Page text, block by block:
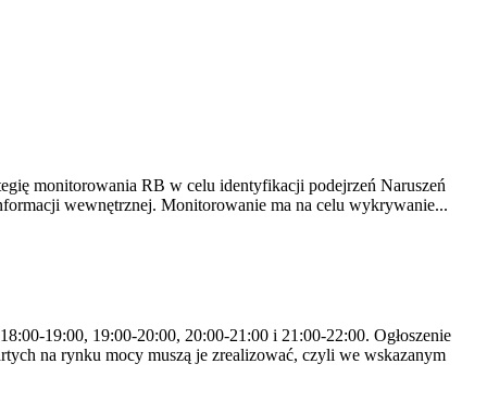
monitorowania RB w celu identyfikacji podejrzeń Naruszeń
wewnętrznej. Monitorowanie ma na celu wykrywanie...
19:00, 19:00-20:00, 20:00-21:00 i 21:00-22:00. Ogłoszenie
na rynku mocy muszą je zrealizować, czyli we wskazanym